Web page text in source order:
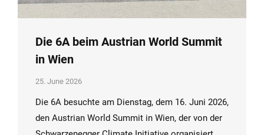
Die 6A beim Austrian World Summit
in Wien
25. June 2026
Die 6A besuchte am Dienstag, dem 16. Juni 2026,
den Austrian World Summit in Wien, der von der